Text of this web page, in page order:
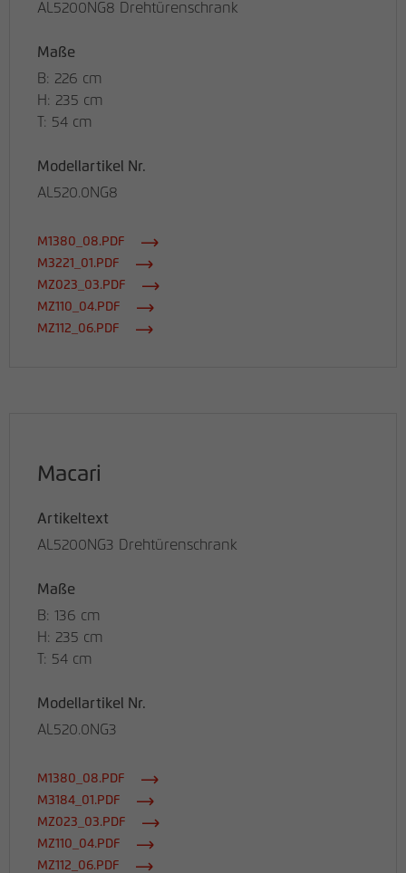
AL5200NG8 Drehtürenschrank
Maße
B: 226 cm
H: 235 cm
T: 54 cm
Modellartikel Nr.
AL520.0NG8
M1380_08.PDF
M3221_01.PDF
MZ023_03.PDF
MZ110_04.PDF
MZ112_06.PDF
Macari
Artikeltext
AL5200NG3 Drehtürenschrank
Maße
B: 136 cm
H: 235 cm
T: 54 cm
Modellartikel Nr.
AL520.0NG3
M1380_08.PDF
M3184_01.PDF
MZ023_03.PDF
MZ110_04.PDF
MZ112_06.PDF